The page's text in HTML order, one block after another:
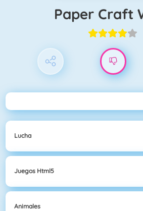
Paper Craft
Lucha
Juegos Html5
Animales